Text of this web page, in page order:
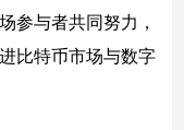
参与者共同努力，
比特币市场与数字